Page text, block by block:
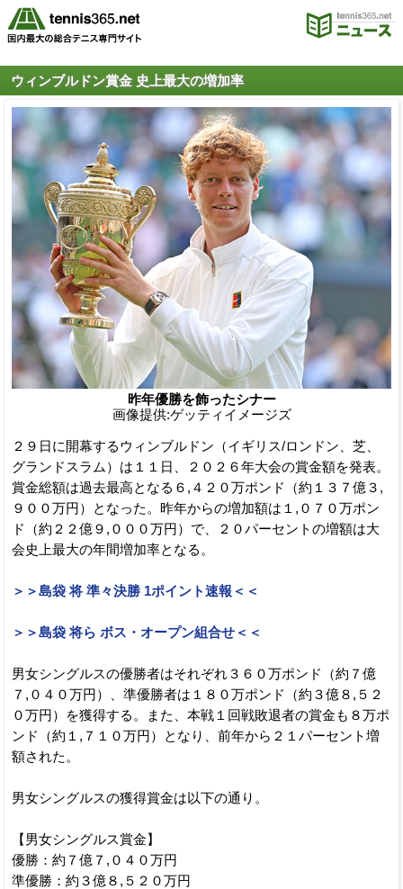
ウィンブルドン賞金 史上最大の増加率
昨年優勝を飾ったシナー
画像提供:ゲッティイメージズ
２９日に開幕するウィンブルドン（イギリス/ロンドン、芝、
グランドスラム）は１１日、２０２６年大会の賞金額を発表。
賞金総額は過去最高となる６,４２０万ポンド（約１３７億３,
９００万円）となった。昨年からの増加額は１,０７０万ポン
ド（約２２億９,０００万円）で、２０パーセントの増額は大
会史上最大の年間増加率となる。
＞＞島袋 将 準々決勝 1ポイント速報＜＜
＞＞島袋 将ら ボス・オープン組合せ＜＜
男女シングルスの優勝者はそれぞれ３６０万ポンド（約７億
７,０４０万円）、準優勝者は１８０万ポンド（約３億８,５２
０万円）を獲得する。また、本戦１回戦敗退者の賞金も８万ポ
ンド（約１,７１０万円）となり、前年から２１パーセント増
額された。
男女シングルスの獲得賞金は以下の通り。
【男女シングルス賞金】
優勝：約７億７,０４０万円
準優勝：約３億８,５２０万円